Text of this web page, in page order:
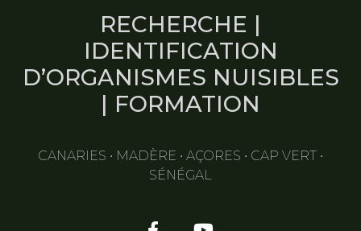
RECHERCHE |
IDENTIFICATION
D’ORGANISMES NUISIBLES
| FORMATION
CANARIES • MADÈRE • AÇORES • CAP VERT •
SÉNÉGAL